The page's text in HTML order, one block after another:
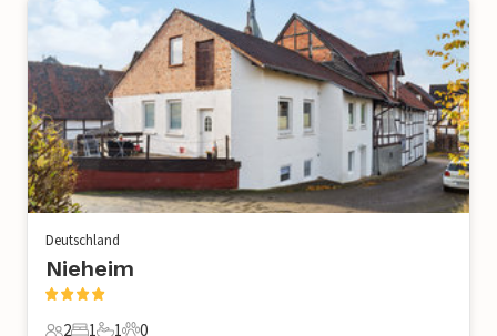
Deutschland
Nieheim
2 1 1 0